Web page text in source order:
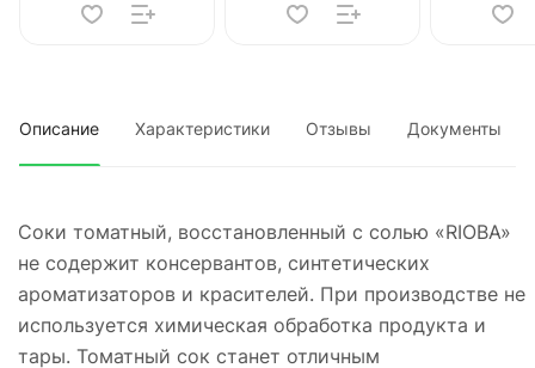
Описание Характеристики Отзывы Документы
Соки томатный, восстановленный с солью «RIOBA»
не содержит консервантов, синтетических
ароматизаторов и красителей. При производстве не
используется химическая обработка продукта и
тары. Томатный сок станет отличным